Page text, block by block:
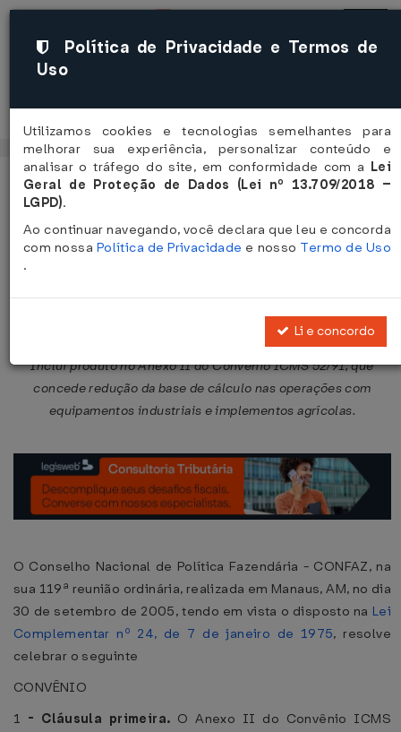
Acessar
Página Inicial Legislações Legislação Federal Voltar
Convênio ICMS nº 102 de
30/09/2005
Publicado no DOU em 5 out 2005
Inclui produto no Anexo II do Convênio ICMS 52/91, que
concede redução da base de cálculo nas operações com
equipamentos industriais e implementos agrícolas.
O Conselho Nacional de Política Fazendária - CONFAZ, na
sua 119ª reunião ordinária, realizada em Manaus, AM, no dia
30 de setembro de 2005, tendo em vista o disposto na Lei
Complementar nº 24, de 7 de janeiro de 1975, resolve
celebrar o seguinte
CONVÊNIO
1 - Cláusula primeira. O Anexo II do Convênio ICMS
Política de Privacidade e Termos de
Uso
Utilizamos cookies e tecnologias semelhantes para
melhorar sua experiência, personalizar conteúdo e
analisar o tráfego do site, em conformidade com a Lei
Geral de Proteção de Dados (Lei nº 13.709/2018 –
LGPD).
Ao continuar navegando, você declara que leu e concorda
com nossa Política de Privacidade e nosso Termo de Uso
.
Li e concordo